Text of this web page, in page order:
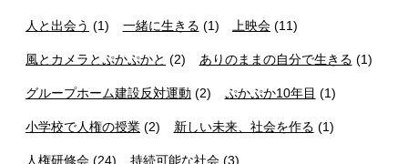
人と出会う (1) 一緒に生きる (1) 上映会 (11)
風とカメラとぷかぷかと (2) ありのままの自分で生きる (1)
グループホーム建設反対運動 (2) ぷかぷか10年目 (1)
小学校で人権の授業 (2) 新しい未来、社会を作る (1)
人権研修会 (24) 持続可能な社会(3)